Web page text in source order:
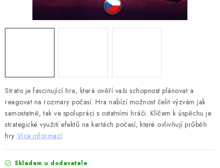
Doprava a platba
Podmínky ochrany osobních údajů
Kalendář akcí Bohemian Games 🎉
Kde koupit hry Bohemian Games
Zákaznická podpora
Provizní systém
Strato je fascinující hra, která ověří vaši schopnost plánovat a
reagovat na rozmary počasí. Hra nabízí možnost čelit výzvám jak
samostatně, tak ve spolupráci s ostatními hráči. Klíčem k úspěchu je
strategické využití efektů na kartách počasí, které ovlivňují průběh
hry Více informací
Skladem u dodavatele